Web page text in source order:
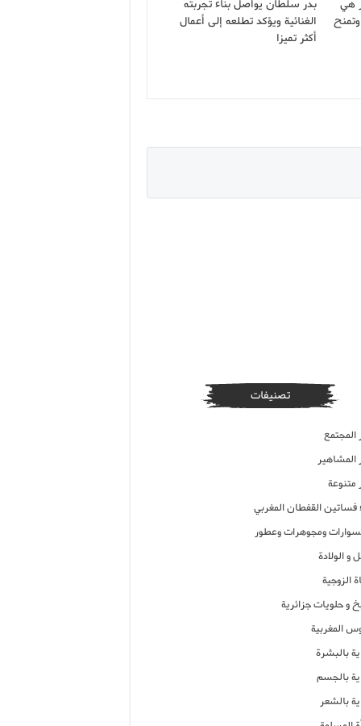
هي
بدر سلطان يواصل بناء تجربته
الغنائية ويؤكد تطلعه إلى أعمال
أكثر تميزا
تصنيفات
المجتمع
المشاهير
متنوعة
فساتين القفطان المغربي
ومجوهرات وعطور
و الولادة
الزوجية
و حلويات جزائرية
المغربية
بالبشرة
بالجسم
بالشعر